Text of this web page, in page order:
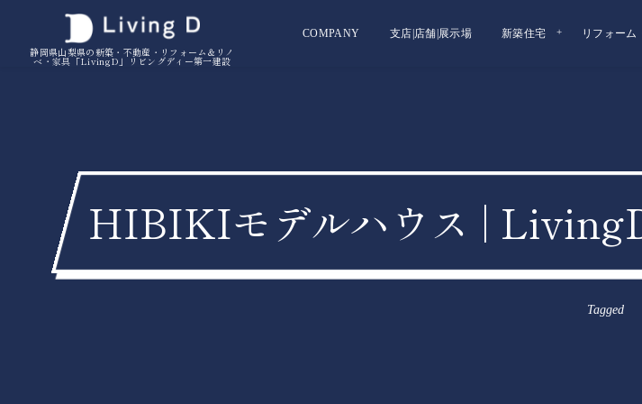
静岡県山梨県の新築・不動産・リフォーム＆リノ
ベ・家具「LivingD」リビングディー第一建設
COMPANY 支店|店舗|展示場 新築住宅 リフォーム
HIBIKIモデルハウス |
Tagged